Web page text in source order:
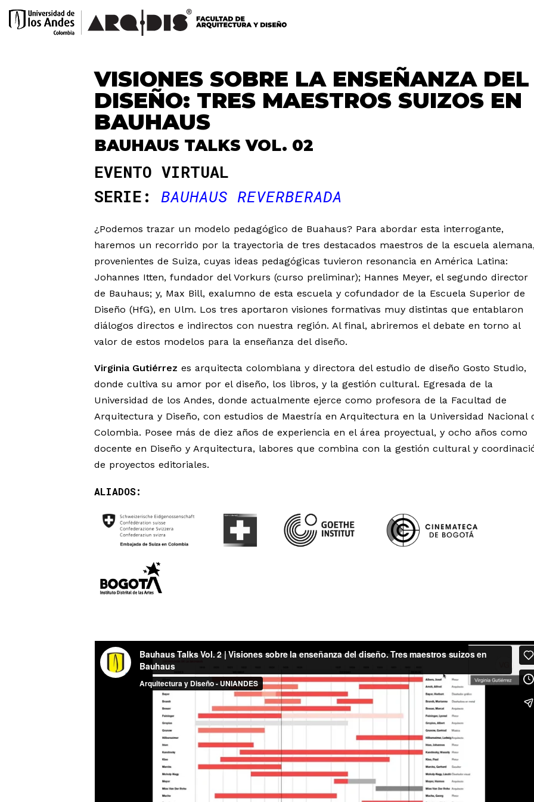
VISIONES SOBRE LA ENSEÑANZA DEL
DISEÑO: TRES MAESTROS SUIZOS EN
BAUHAUS
BAUHAUS TALKS VOL. 02
EVENTO VIRTUAL
SERIE: BAUHAUS REVERBERADA
¿Podemos trazar un modelo pedagógico de Buahaus? Para abordar esta interrogante,
haremos un recorrido por la trayectoria de tres destacados maestros de la escuela alemana,
provenientes de Suiza, cuyas ideas pedagógicas tuvieron resonancia en América Latina:
Johannes Itten, fundador del Vorkurs (curso preliminar); Hannes Meyer, el segundo director
de Bauhaus; y, Max Bill, exalumno de esta escuela y cofundador de la Escuela Superior de
Diseño (HfG), en Ulm. Los tres aportaron visiones formativas muy distintas que entablaron
diálogos directos e indirectos con nuestra región. Al final, abriremos el debate en torno al
valor de estos modelos para la enseñanza del diseño.
Virginia Gutiérrez es arquitecta colombiana y directora del estudio de diseño Gosto Studio,
donde cultiva su amor por el diseño, los libros, y la gestión cultural. Egresada de la
Universidad de los Andes, donde actualmente ejerce como profesora de la Facultad de
Arquitectura y Diseño, con estudios de Maestría en Arquitectura en la Universidad Nacional
Colombia. Posee más de diez años de experiencia en el área proyectual, y ocho años como
docente en Diseño y Arquitectura, labores que combina con la gestión cultural y
de proyectos editoriales.
ALIADOS: